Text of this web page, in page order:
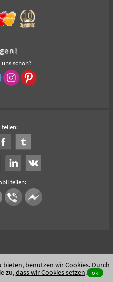
uns schon?
teilen:
teilen:
bieten, benutzen wir Cookies. Durch
zu,dass wir Cookies setzen. ok